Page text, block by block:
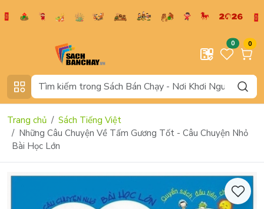
0 0
Trang chủ
Sách Tiếng Việt
Những Câu Chuyện Về Tấm Gương Tốt - Câu Chuyện Nhỏ
Bài Học Lớn